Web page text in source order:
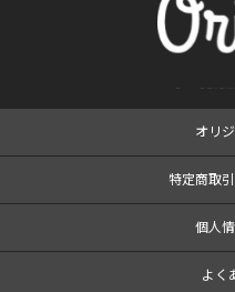
オリ
特定商取
個人
よく